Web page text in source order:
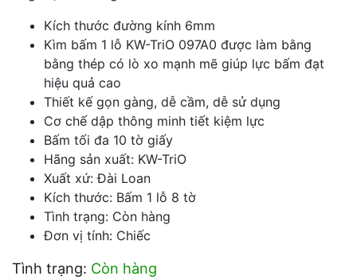
Kích thước đường kính 6mm
Kìm bấm 1 lỗ KW-TriO 097A0 được làm bằng
bằng thép có lò xo mạnh mẽ giúp lực bấm đạt
hiệu quả cao
Thiết kế gọn gàng, dễ cầm, dễ sử dụng
Cơ chế dập thông minh tiết kiệm lực
Bấm tối đa 10 tờ giấy
Hãng sản xuất: KW-TriO
Xuất xứ: Đài Loan
Kích thước: Bấm 1 lỗ 8 tờ
Tình trạng: Còn hàng
Đơn vị tính: Chiếc
Tình trạng: Còn hàng